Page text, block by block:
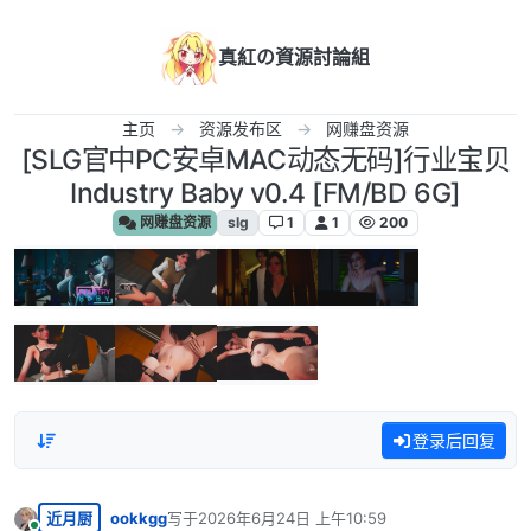
真紅の資源討論組
主页 资源发布区 网赚盘资源
[SLG官中PC安卓MAC动态无码]行业宝贝
Industry Baby v0.4 [FM/BD 6G]
网赚盘资源 slg 1 1 200
登录后回复
近月厨 ookkgg写于2026年6月24日 上午10:59